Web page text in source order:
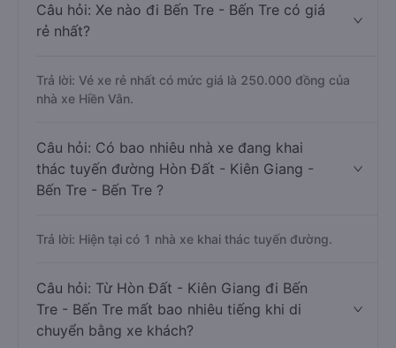
Câu hỏi: Xe nào đi Bến Tre - Bến Tre có giá
rẻ nhất?
Trả lời: Vé xe rẻ nhất có mức giá là 250.000 đồng của
nhà xe Hiền Vân.
Câu hỏi: Có bao nhiêu nhà xe đang khai
thác tuyến đường Hòn Đất - Kiên Giang -
Bến Tre - Bến Tre ?
Trả lời: Hiện tại có 1 nhà xe khai thác tuyến đường.
Câu hỏi: Từ Hòn Đất - Kiên Giang đi Bến
Tre - Bến Tre mất bao nhiêu tiếng khi di
chuyển bằng xe khách?